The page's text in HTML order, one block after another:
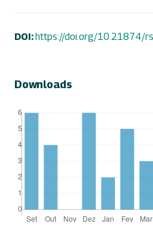
DOI:https://doi.org/10.21874/
Downloads